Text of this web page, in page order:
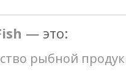
— это:
рыбной